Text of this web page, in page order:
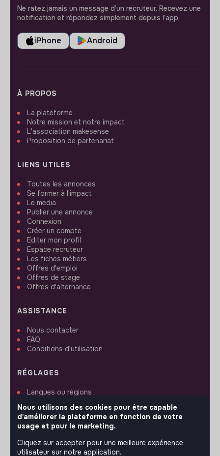
Ne ratez jamais un message d’un recruteur. Recevez une
notification et répondez simplement depuis l’app.
iPhone Android
À PROPOS
La plateforme
Notre mission et notre impact
L'association makesense
Proposition de partenariat
LIENS UTILES
Toutes les annonces
Se former à l'impact
Le media
Publier une annonce
Connexion
Créer un compte
Editer mon profil
Espace recruteur
Les fiches métiers
Offres d'emploi
Offres de stage
Offres d'alternance
ASSISTANCE
Nous contacter
FAQ
Conditions d'utilisation
RÉGLAGES
Langues ou régions
Paramètres des cookies
Nous utilisons des cookies pour être capable
d'améliorer la plateforme en fonction de votre
usage et pour le marketing.
Cliquez sur accepter pour une meilleure expérience
utilisateur sur notre application.